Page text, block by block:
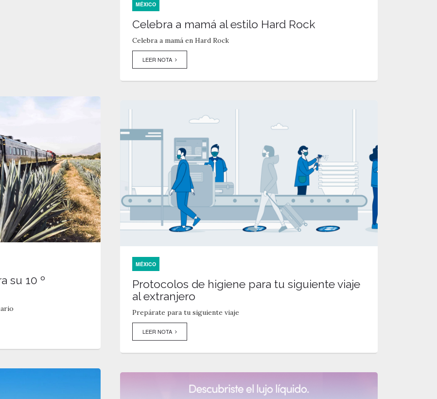
MÉXICO
Celebra a mamá al estilo Hard Rock
Celebra a mamá en Hard Rock
LEER NOTA
su 10 º
MÉXICO
Protocolos de higiene para tu siguiente viaje
al extranjero
Prepárate para tu siguiente viaje
LEER NOTA